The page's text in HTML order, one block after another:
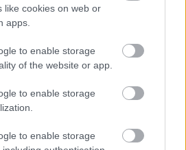
like cookies on web or
apps.
to enable storage
of the website or app.
to enable storage
to enable storage
Κυκλάδων που αξίζει να